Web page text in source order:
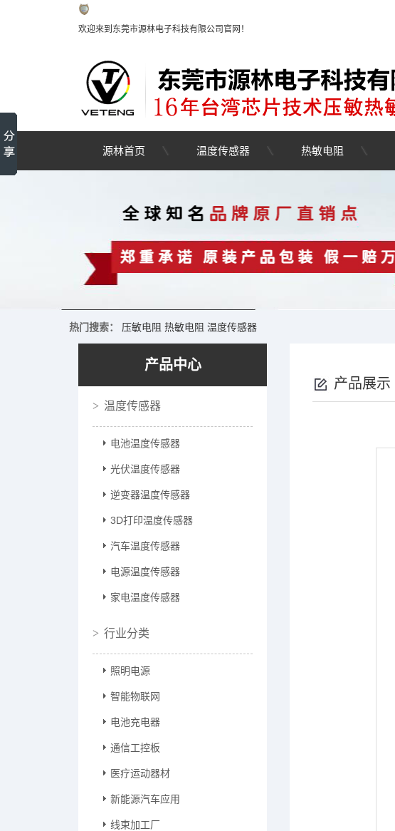
欢迎来到东莞市源林电子科技有限公司官网！
源林首页 温度传感器 热敏电阻
热门搜索： 压敏电阻 热敏电阻 温度传感器
产品中心
温度传感器
电池温度传感器
光伏温度传感器
逆变器温度传感器
3D打印温度传感器
汽车温度传感器
电源温度传感器
家电温度传感器
行业分类
照明电源
智能物联网
电池充电器
通信工控板
医疗运动器材
新能源汽车应用
线束加工厂
产品展示